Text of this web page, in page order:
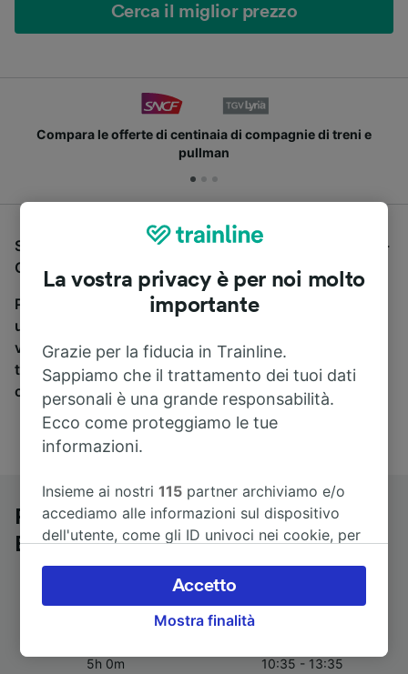
Cerca il miglior prezzo
Compara le offerte di centinaia di compagnie di treni e
pullman
Se stai cercando un pullman per viaggiare da Brive-la-
Gaillarde a Bressuire, sei nel posto giusto.
Per trovare i biglietti dei pullman, è sufficiente avviare
una ricerca in alto, e compareremo i tempi e i costi del
viaggio in treno e in pullman. Con Trainline puoi
trovare i biglietti per viaggiare con oltre 170
compagnie ferroviarie e dei pullman.
Pullman da Brive-la-Gaillarde a
Bressuire
5h 0m
10:35 - 13:35
La vostra privacy è per noi molto
importante
Grazie per la fiducia in Trainline.
Sappiamo che il trattamento dei tuoi dati
personali è una grande responsabilità.
Ecco come proteggiamo le tue
informazioni.
Insieme ai nostri115 partner archiviamo e/o
accediamo alle informazioni sul dispositivo
dell'utente, come gli ID univoci nei cookie, per
accettare o gestire le proprie scelte facendo
clic di seguito, tra cui il proprio diritto di
opporsi sulla base di un interesse legittimo o
dell'informativa sulla privacy. Queste scelte
Mostra finalità
Accetto